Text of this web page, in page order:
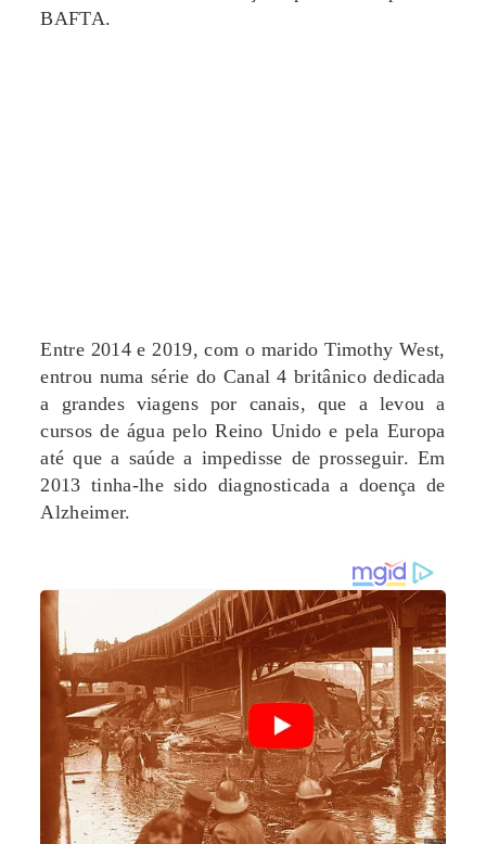
BAFTA.
Entre 2014 e 2019, com o marido Timothy West,
entrou numa série do Canal 4 britânico dedicada
a grandes viagens por canais, que a levou a
cursos de água pelo Reino Unido e pela Europa
até que a saúde a impedisse de prosseguir. Em
2013 tinha-lhe sido diagnosticada a doença de
Alzheimer.